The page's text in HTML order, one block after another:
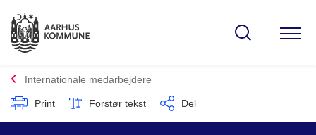
Internationale medarbejdere
Print Forstør tekst Del